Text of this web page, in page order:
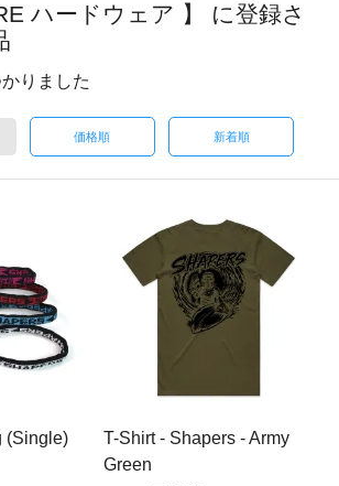
ハードウェア 】 に登録さ
りました
価格順 新着順
(Single)
T-Shirt - Shapers - Army
Green